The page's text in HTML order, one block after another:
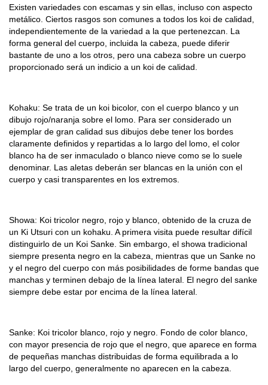
Existen variedades con escamas y sin ellas, incluso con aspecto
metálico. Ciertos rasgos son comunes a todos los koi de calidad,
independientemente de la variedad a la que pertenezcan. La
forma general del cuerpo, incluida la cabeza, puede diferir
bastante de uno a los otros, pero una cabeza sobre un cuerpo
proporcionado será un indicio a un koi de calidad.
Kohaku: Se trata de un koi bicolor, con el cuerpo blanco y un
dibujo rojo/naranja sobre el lomo. Para ser considerado un
ejemplar de gran calidad sus dibujos debe tener los bordes
claramente definidos y repartidas a lo largo del lomo, el color
blanco ha de ser inmaculado o blanco nieve como se lo suele
denominar. Las aletas deberán ser blancas en la unión con el
cuerpo y casi transparentes en los extremos.
Showa: Koi tricolor negro, rojo y blanco, obtenido de la cruza de
un Ki Utsuri con un kohaku. A primera visita puede resultar difícil
distinguirlo de un Koi Sanke. Sin embargo, el showa tradicional
siempre presenta negro en la cabeza, mientras que un Sanke no
y el negro del cuerpo con más posibilidades de forme bandas que
manchas y terminen debajo de la línea lateral. El negro del sanke
siempre debe estar por encima de la línea lateral.
Sanke: Koi tricolor blanco, rojo y negro. Fondo de color blanco,
con mayor presencia de rojo que el negro, que aparece en forma
de pequeñas manchas distribuidas de forma equilibrada a lo
largo del cuerpo, generalmente no aparecen en la cabeza.